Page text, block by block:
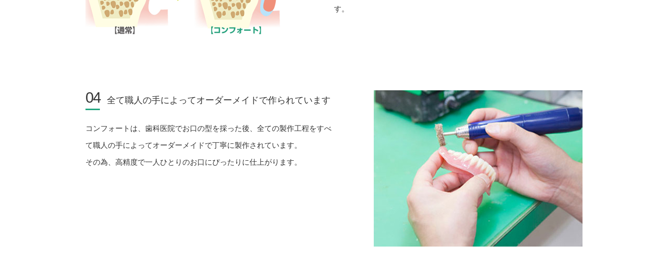
す。
04 全て職人の手によってオーダーメイドで作られています
コンフォートは、歯科医院でお口の型を採った後、全ての製作工程をすべ
て職人の手によってオーダーメイドで丁寧に製作されています。
その為、高精度で一人ひとりのお口にぴったりに仕上がります。